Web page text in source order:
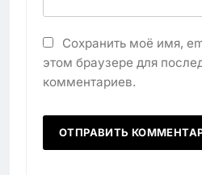
Сохранить моё имя,
этом браузере для
комментариев.